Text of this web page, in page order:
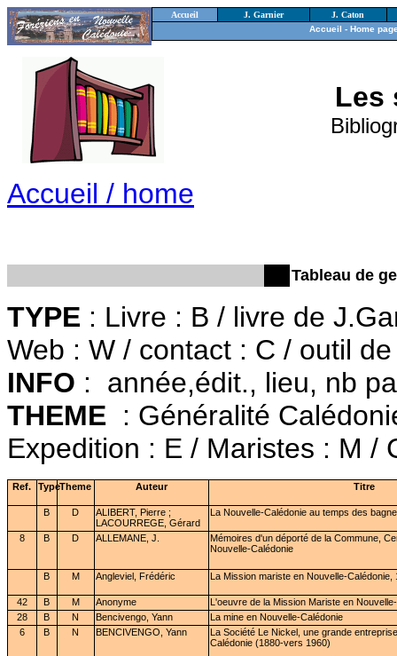
Accueil J. Garnier
J. Caton
Accueil - Home
Les
Accueil / home
Tableau de
TYPE : Livre : B / livre de
Web : W / contact : C / outil
INFO :
année,édit., lieu, nb
THEME : Généralité
Expedition : E / Maristes : M /
Ref. TypeTheme Auteur Titre
B D
ALIBERT, Pierre ;
LACOURREGE, Gérard
La Nouvelle-Calédonie au temps des
8 B D ALLEMANE, J.
Mémoires d'un déporté de la Commune,
Nouvelle-Calédonie
B M Angleviel, Frédéric La Mission mariste en Nouvelle-Calédonie,
42 B M Anonyme
L'oeuvre de la Mission Mariste en
28
B N Bencivengo, Yann
La mine en Nouvelle-Calédonie
6
B N BENCIVENGO, Yann
La Société Le Nickel, une grande
Calédonie (1880-vers 1960)